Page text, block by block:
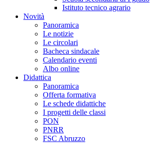
Istituto tecnico agrario
Novità
Panoramica
Le notizie
Le circolari
Bacheca sindacale
Calendario eventi
Albo online
Didattica
Panoramica
Offerta formativa
Le schede didattiche
I progetti delle classi
PON
PNRR
FSC Abruzzo